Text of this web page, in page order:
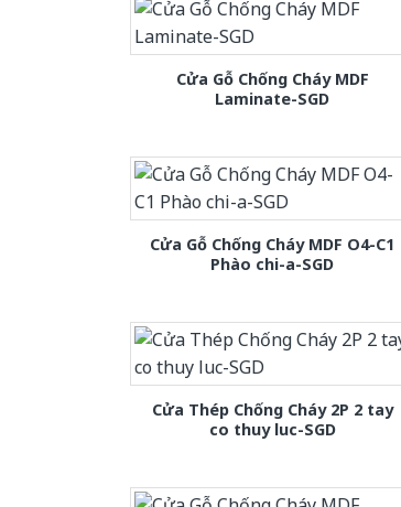
Cửa Gỗ Chống Cháy MDF
Laminate-SGD
Cửa Gỗ Chống Cháy MDF O4-C1
Phào chi-a-SGD
Cửa Thép Chống Cháy 2P 2 tay
co thuy luc-SGD